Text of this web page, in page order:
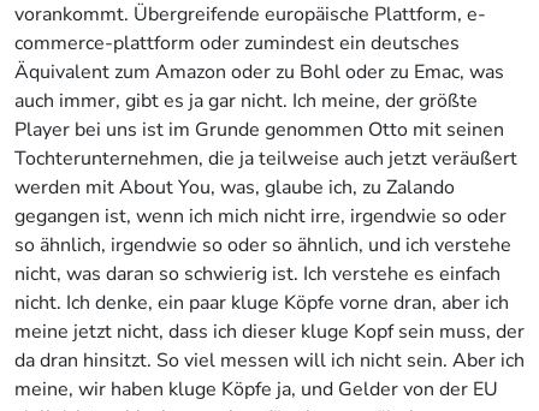
vorankommt. Übergreifende europäische Plattform, e-
commerce-plattform oder zumindest ein deutsches
Äquivalent zum Amazon oder zu Bohl oder zu Emac, was
auch immer, gibt es ja gar nicht. Ich meine, der größte
Player bei uns ist im Grunde genommen Otto mit seinen
Tochterunternehmen, die ja teilweise auch jetzt veräußert
werden mit About You, was, glaube ich, zu Zalando
gegangen ist, wenn ich mich nicht irre, irgendwie so oder
so ähnlich, irgendwie so oder so ähnlich, und ich verstehe
nicht, was daran so schwierig ist. Ich verstehe es einfach
nicht. Ich denke, ein paar kluge Köpfe vorne dran, aber ich
meine jetzt nicht, dass ich dieser kluge Kopf sein muss, der
da dran hinsitzt. So viel messen will ich nicht sein. Aber ich
meine, wir haben kluge Köpfe ja, und Gelder von der EU